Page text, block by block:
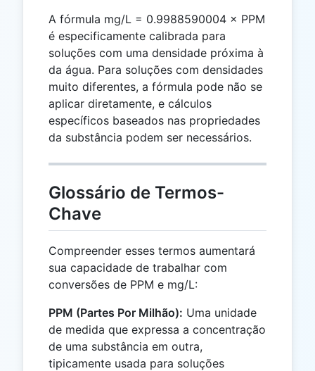
A fórmula mg/L = 0.9988590004 × PPM
é especificamente calibrada para
soluções com uma densidade próxima à
da água. Para soluções com densidades
muito diferentes, a fórmula pode não se
aplicar diretamente, e cálculos
específicos baseados nas propriedades
da substância podem ser necessários.
Glossário de Termos-
Chave
Compreender esses termos aumentará
sua capacidade de trabalhar com
conversões de PPM e mg/L:
PPM (Partes Por Milhão): Uma unidade
de medida que expressa a concentração
de uma substância em outra,
tipicamente usada para soluções